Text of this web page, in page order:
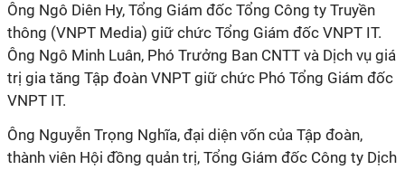
Ông Ngô Diên Hy, Tổng Giám đốc Tổng Công ty Truyền
thông (VNPT Media) giữ chức Tổng Giám đốc VNPT IT.
Ông Ngô Minh Luân, Phó Trưởng Ban CNTT và Dịch vụ giá
trị gia tăng Tập đoàn VNPT giữ chức Phó Tổng Giám đốc
VNPT IT.
Ông Nguyễn Trọng Nghĩa, đại diện vốn của Tập đoàn,
thành viên Hội đồng quản trị, Tổng Giám đốc Công ty Dịch